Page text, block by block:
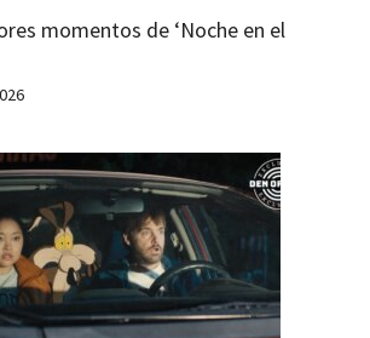
momentos de ‘Noche en el